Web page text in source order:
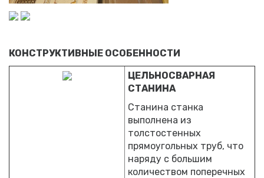
КОНСТРУКТИВНЫЕ ОСОБЕННОСТИ
ЦЕЛЬНОСВАРНАЯ
СТАНИНА
Станина станка
выполнена из
толстостенных
прямоугольных труб, что
наряду с большим
количеством поперечных